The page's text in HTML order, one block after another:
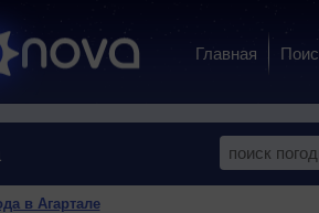
Главная
в Агартале